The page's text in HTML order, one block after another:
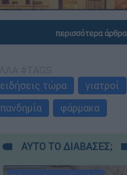
περισσότερα άρθρα
ειδήσεις τώρα
γιατροί
πανδημία
φάρμακα
ΑΥΤΟ ΤΟ ΔΙΑΒΑΣΕΣ;